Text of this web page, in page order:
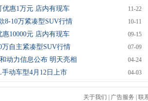
惠1万元 店内有现车 11-22
8-10万紧凑型SUV行情 10-11
10000元 店内有现车 09-15
自主紧凑型SUV行情 07-09
动力信息公布 明天亮相 04-24
动车型4月12日上市 04-03
关于我们 广告服务 联